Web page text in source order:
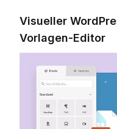
Visueller
Vorlagen-Editor